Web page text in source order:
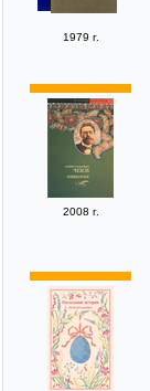
1979 г.
2008 г.